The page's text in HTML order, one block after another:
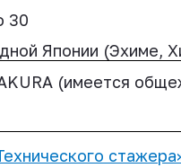
30
Японии (Эхиме,
(имеется